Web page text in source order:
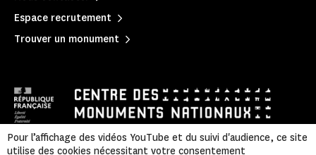
Espace recrutement
Trouver un monument
Pour l’affichage des vidéos YouTube et du suivi d'audience, ce site
utilise des cookies nécessitant votre consentement